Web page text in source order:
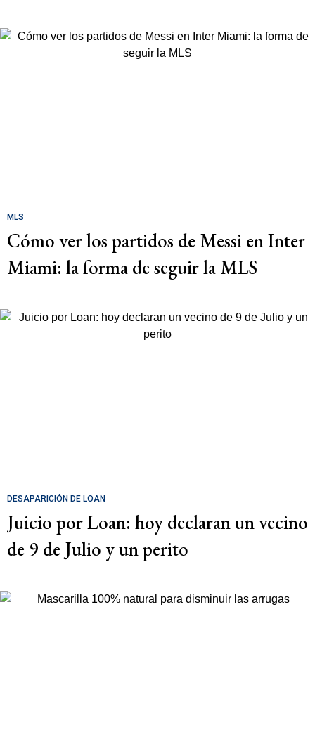
MLS
Cómo ver los partidos de Messi en Inter
Miami: la forma de seguir la MLS
DESAPARICIÓN DE LOAN
Juicio por Loan: hoy declaran un vecino
de 9 de Julio y un perito